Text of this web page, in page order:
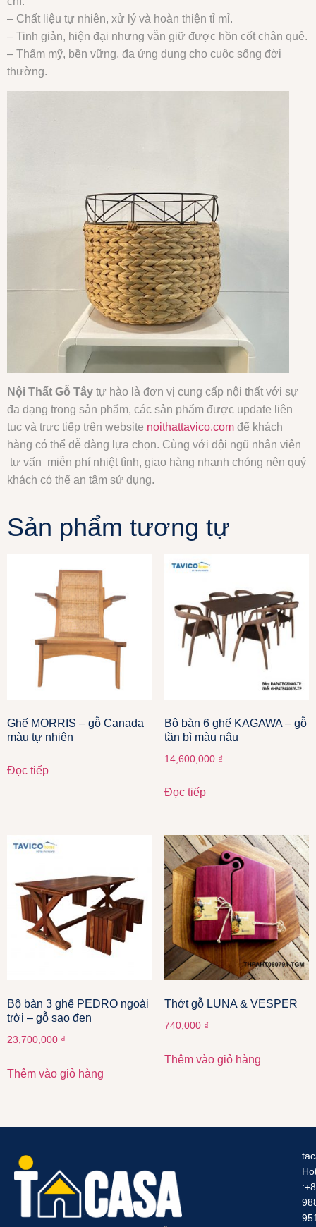
– Chất liệu tự nhiên, xử lý và hoàn thiện tỉ mỉ.
– Tinh giản, hiện đại nhưng vẫn giữ được hồn cốt chân quê.
– Thẩm mỹ, bền vững, đa ứng dụng cho cuộc sống đời
thường.
Nội Thất Gỗ Tây tự hào là đơn vị cung cấp nội thất với sự
đa dạng trong sản phẩm, các sản phẩm được update liên
tục và trực tiếp trên website noithattavico.com để khách
hàng có thể dễ dàng lựa chọn. Cùng với đội ngũ nhân viên
tư vấn miễn phí nhiệt tình, giao hàng nhanh chóng nên quý
khách có thể an tâm sử dụng.
Sản phẩm tương tự
Ghế MORRIS – gỗ Canada
màu tự nhiên
Đọc tiếp
Bộ bàn 6 ghế KAGAWA – gỗ
tần bì màu nâu
14,600,000 ₫
Đọc tiếp
Bộ bàn 3 ghế PEDRO ngoài
trời – gỗ sao đen
23,700,000 ₫
Thêm vào giỏ hàng
Thớt gỗ LUNA & VESPER
740,000 ₫
Thêm vào giỏ hàng